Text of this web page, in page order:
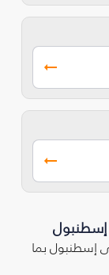
إسطنبول
إسطنبول بما